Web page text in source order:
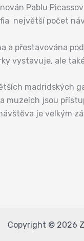
Pablu
největší počet
a přestavována
vystavuje, ale
madridských
muzeích jsou
je velkým
Copyright © 2026